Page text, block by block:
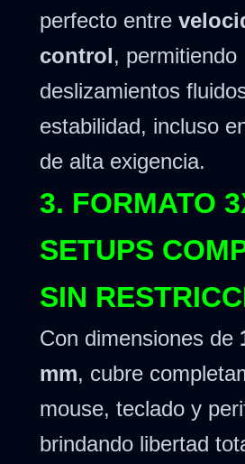
perfecto entre
control, permitiendo
deslizamientos
estabilidad, incluso
de alta exigencia.
3. FORMATO
SETUPS
SIN
Con dimensiones de
mm, cubre
mouse, teclado y
brindando libertad